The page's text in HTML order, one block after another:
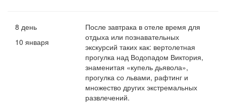
8 день
10 января
После завтрака в отеле время для
отдыха или познавательных
экскурсий таких как: вертолетная
прогулка над Водопадом Виктория,
знаменитая «купель дьявола»,
прогулка со львами, рафтинг и
множество других экстремальных
развлечений.